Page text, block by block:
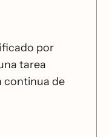
por
tarea
continua de